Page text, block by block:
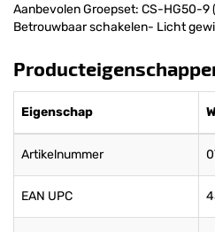
Aanbevolen Groepset: CS-HG50-9
Betrouwbaar schakelen- Licht
Eigenschap
Artikelnummer
EAN UPC